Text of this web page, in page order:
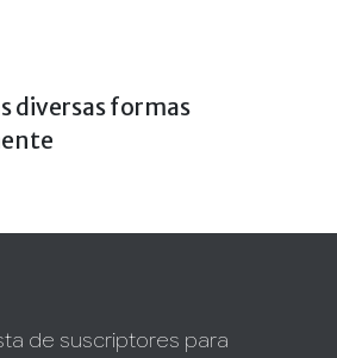
diversas formas
de suscriptores para